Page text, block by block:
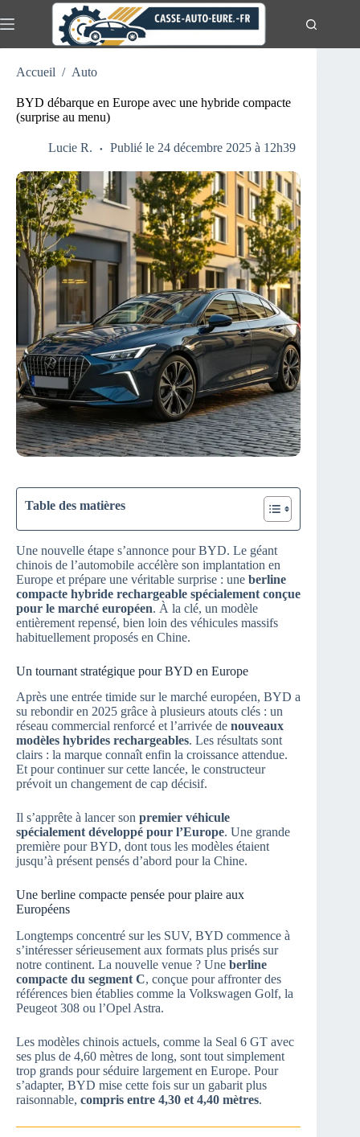
au
Aucun
Actualités
Moto
Accueil / Auto
BYD débarque en Europe avec une hybride compacte
(surprise au menu)
Lucie R. Publié le 24 décembre 2025 à 12h39
Table des matières
Une nouvelle étape s’annonce pour BYD. Le géant
chinois de l’automobile accélère son implantation en
Europe et prépare une véritable surprise : une berline
compacte hybride rechargeable spécialement conçue
pour le marché européen. À la clé, un modèle
entièrement repensé, bien loin des véhicules massifs
habituellement proposés en Chine.
Un tournant stratégique pour BYD en Europe
Après une entrée timide sur le marché européen, BYD a
su rebondir en 2025 grâce à plusieurs atouts clés : un
réseau commercial renforcé et l’arrivée de nouveaux
modèles hybrides rechargeables. Les résultats sont
clairs : la marque connaît enfin la croissance attendue.
Et pour continuer sur cette lancée, le constructeur
prévoit un changement de cap décisif.
Il s’apprête à lancer son premier véhicule
spécialement développé pour l’Europe. Une grande
première pour BYD, dont tous les modèles étaient
jusqu’à présent pensés d’abord pour la Chine.
Une berline compacte pensée pour plaire aux
Européens
Longtemps concentré sur les SUV, BYD commence à
s’intéresser sérieusement aux formats plus prisés sur
notre continent. La nouvelle venue ? Une berline
compacte du segment C, conçue pour affronter des
références bien établies comme la Volkswagen Golf, la
Peugeot 308 ou l’Opel Astra.
Les modèles chinois actuels, comme la Seal 6 GT avec
ses plus de 4,60 mètres de long, sont tout simplement
trop grands pour séduire largement en Europe. Pour
s’adapter, BYD mise cette fois sur un gabarit plus
raisonnable, compris entre 4,30 et 4,40 mètres.